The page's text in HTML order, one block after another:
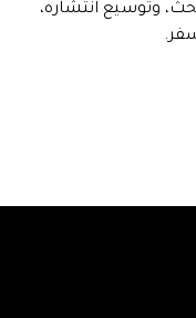
وتوسيع انتشاره،